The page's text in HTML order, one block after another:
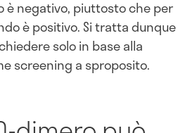
è negativo, piuttosto che per
è positivo. Si tratta dunque
solo in base alla
screening a sproposito.